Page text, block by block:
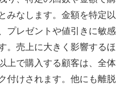
みなします。金額を特定以
プレゼントや値引きに敏感
。売上に大きく影響するほ
上で購入する顧客は、全体
付けされます。他にも離脱